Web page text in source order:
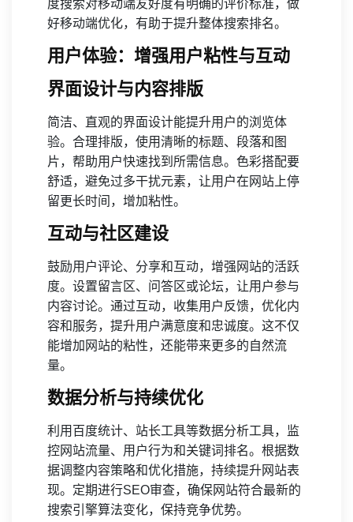
度搜索对移动端友好度有明确的评价标准，做
好移动端优化，有助于提升整体搜索排名。
用户体验：增强用户粘性与互动
界面设计与内容排版
简洁、直观的界面设计能提升用户的浏览体
验。合理排版，使用清晰的标题、段落和图
片，帮助用户快速找到所需信息。色彩搭配要
舒适，避免过多干扰元素，让用户在网站上停
留更长时间，增加粘性。
互动与社区建设
鼓励用户评论、分享和互动，增强网站的活跃
度。设置留言区、问答区或论坛，让用户参与
内容讨论。通过互动，收集用户反馈，优化内
容和服务，提升用户满意度和忠诚度。这不仅
能增加网站的粘性，还能带来更多的自然流
量。
数据分析与持续优化
利用百度统计、站长工具等数据分析工具，监
控网站流量、用户行为和关键词排名。根据数
据调整内容策略和优化措施，持续提升网站表
现。定期进行SEO审查，确保网站符合最新的
搜索引擎算法变化，保持竞争优势。